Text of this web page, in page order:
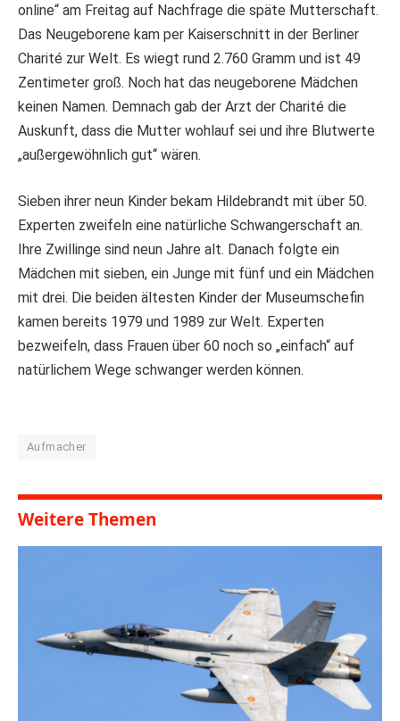
online“ am Freitag auf Nachfrage die späte Mutterschaft.
Das Neugeborene kam per Kaiserschnitt in der Berliner
Charité zur Welt. Es wiegt rund 2.760 Gramm und ist 49
Zentimeter groß. Noch hat das neugeborene Mädchen
keinen Namen. Demnach gab der Arzt der Charité die
Auskunft, dass die Mutter wohlauf sei und ihre Blutwerte
„außergewöhnlich gut“ wären.
Sieben ihrer neun Kinder bekam Hildebrandt mit über 50.
Experten zweifeln eine natürliche Schwangerschaft an.
Ihre Zwillinge sind neun Jahre alt. Danach folgte ein
Mädchen mit sieben, ein Junge mit fünf und ein Mädchen
mit drei. Die beiden ältesten Kinder der Museumschefin
kamen bereits 1979 und 1989 zur Welt. Experten
bezweifeln, dass Frauen über 60 noch so „einfach“ auf
natürlichem Wege schwanger werden können.
Aufmacher
Weitere Themen